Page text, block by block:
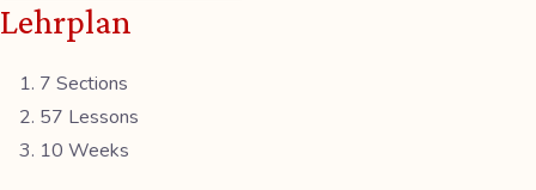
Lehrplan
7 Sections
57 Lessons
10 Weeks